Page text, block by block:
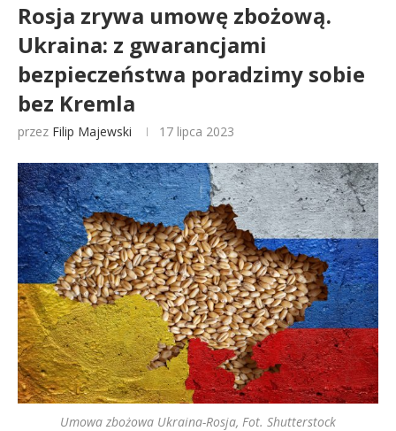
Rosja zrywa umowę zbożową.
Ukraina: z gwarancjami
bezpieczeństwa poradzimy sobie
bez Kremla
przez Filip Majewski 17 lipca 2023
Umowa zbożowa Ukraina-Rosja, Fot. Shutterstock